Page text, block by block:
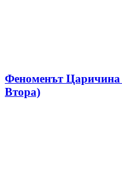
Феноменът Царичина
Втора)